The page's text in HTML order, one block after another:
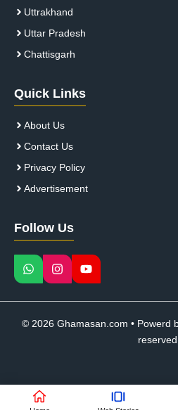
Uttrakhand
Uttar Pradesh
Chattisgarh
Quick Links
About Us
Contact Us
Privacy Policy
Advertisement
Follow Us
© 2026 Ghamasan.com • Powerd
reserved